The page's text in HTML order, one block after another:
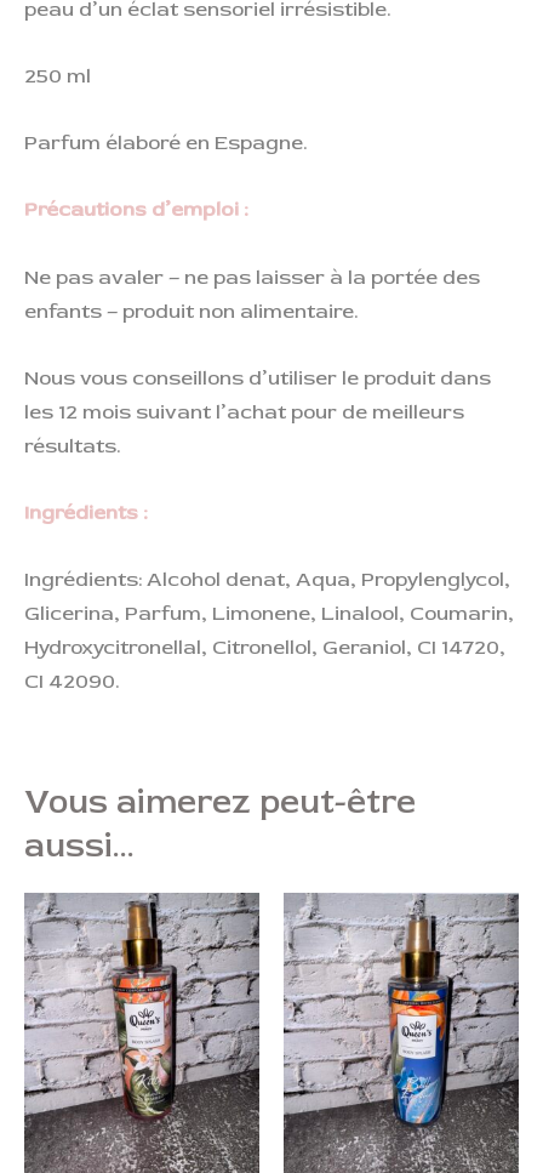
peau d’un éclat sensoriel irrésistible.
250 ml
Parfum élaboré en Espagne.
Précautions d’emploi :
Ne pas avaler – ne pas laisser à la portée des
enfants – produit non alimentaire.
Nous vous conseillons d’utiliser le produit dans
les 12 mois suivant l’achat pour de meilleurs
résultats.
Ingrédients :
Ingrédients: Alcohol denat, Aqua, Propylenglycol,
Glicerina, Parfum, Limonene, Linalool, Coumarin,
Hydroxycitronellal, Citronellol, Geraniol, CI 14720,
CI 42090.
Vous aimerez peut-être
aussi…